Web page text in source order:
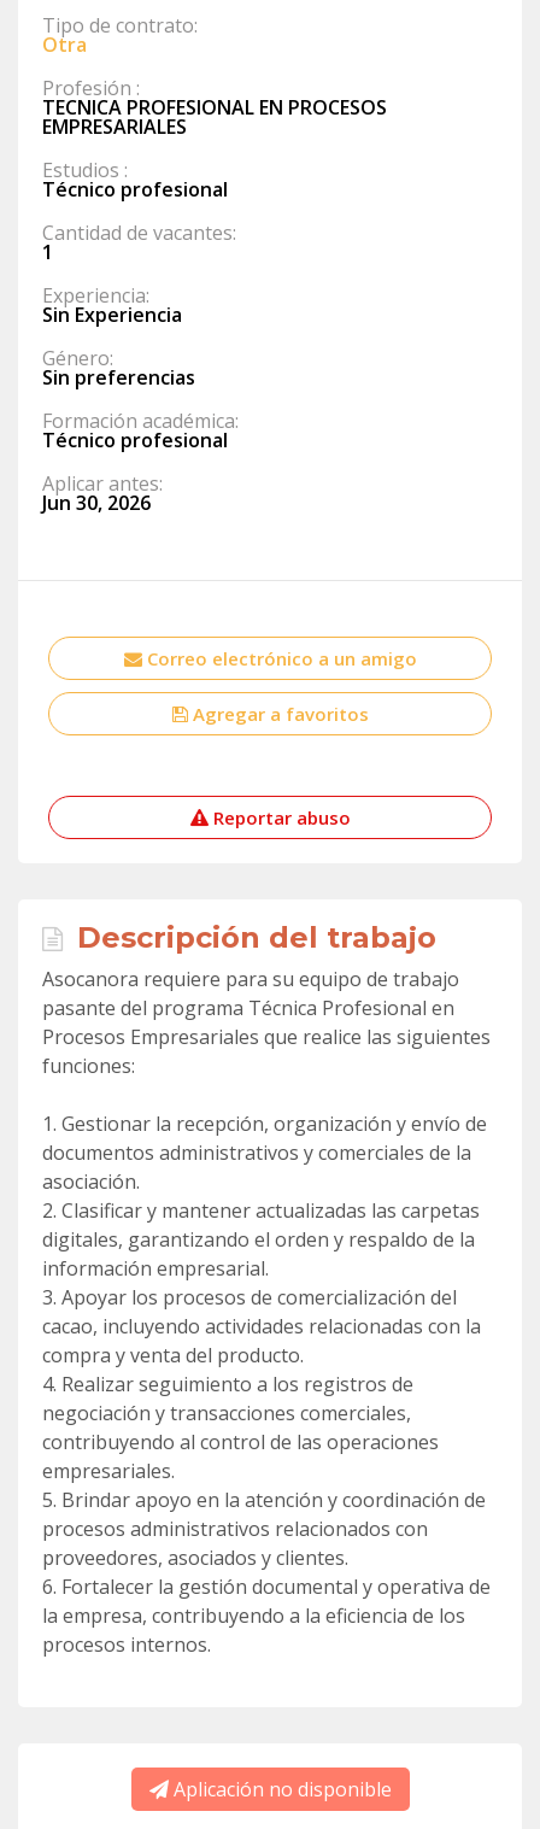
Tipo de contrato:
Otra
Profesión :
TECNICA PROFESIONAL EN PROCESOS
EMPRESARIALES
Estudios :
Técnico profesional
Cantidad de vacantes:
1
Experiencia:
Sin Experiencia
Género:
Sin preferencias
Formación académica:
Técnico profesional
Aplicar antes:
Jun 30, 2026
Correo electrónico a un amigo
Agregar a favoritos
Reportar abuso
Descripción del trabajo
Asocanora requiere para su equipo de trabajo
pasante del programa Técnica Profesional en
Procesos Empresariales que realice las siguientes
funciones:
1. Gestionar la recepción, organización y envío de
documentos administrativos y comerciales de la
asociación.
2. Clasificar y mantener actualizadas las carpetas
digitales, garantizando el orden y respaldo de la
información empresarial.
3. Apoyar los procesos de comercialización del
cacao, incluyendo actividades relacionadas con la
compra y venta del producto.
4. Realizar seguimiento a los registros de
negociación y transacciones comerciales,
contribuyendo al control de las operaciones
empresariales.
5. Brindar apoyo en la atención y coordinación de
procesos administrativos relacionados con
proveedores, asociados y clientes.
6. Fortalecer la gestión documental y operativa de
la empresa, contribuyendo a la eficiencia de los
procesos internos.
Aplicación no disponible